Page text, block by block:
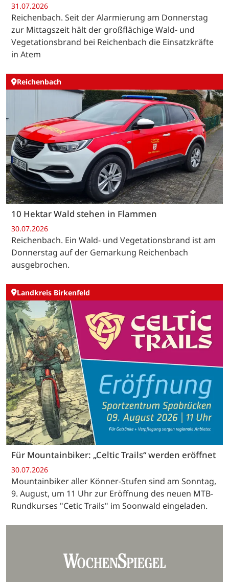
31.07.2026
Reichenbach. Seit der Alarmierung am Donnerstag
zur Mittagszeit hält der großflächige Wald- und
Vegetationsbrand bei Reichenbach die Einsatzkräfte
in Atem
Reichenbach
10 Hektar Wald stehen in Flammen
30.07.2026
Reichenbach. Ein Wald- und Vegetationsbrand ist am
Donnerstag auf der Gemarkung Reichenbach
ausgebrochen.
Landkreis Birkenfeld
Für Mountainbiker: „Celtic Trails“ werden eröffnet
30.07.2026
Mountainbiker aller Könner-Stufen sind am Sonntag,
9. August, um 11 Uhr zur Eröffnung des neuen MTB-
Rundkurses "Cetic Trails" im Soonwald eingeladen.